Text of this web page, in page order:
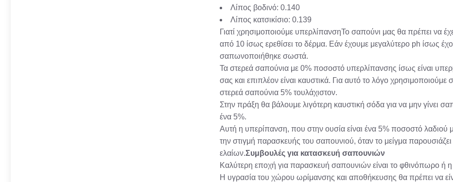
Λίπος βοδινό: 0.140
Λίπος κατσικίσιο: 0.139
Γιατί χρησιμοποιούμε υπερλίπανσηΤο σαπούνι μας θα πρέπει να
από 10 ίσως ερεθίσει το δέρμα. Εάν έχουμε μεγαλύτερο ph ίσως
σαπωνοποιήθηκε σωστά.
Τα στερεά σαπούνια με 0% ποσοστό υπερλίπανσης ίσως είναι
σας και επιπλέον είναι καυστικά. Για αυτό το λόγο
στερεά σαπούνια 5% τουλάχιστον.
Στην πράξη θα βάλουμε λιγότερη καυστική σόδα για να μην γίνει
ένα 5%.
Αυτή η υπερίπανση, που στην ουσία είναι ένα 5% ποσοστό λαδιού
την στιγμή παρασκευής του σαπουνιού, όταν το μείγμα
ελαίων.Συμβουλές για κατασκευή σαπουνιών
Καλύτερη εποχή για παρασκευή σαπουνιών είναι το φθινόπωρο ή η
Η υγρασία του χώρου ωρίμανσης και αποθήκευσης θα πρέπει να